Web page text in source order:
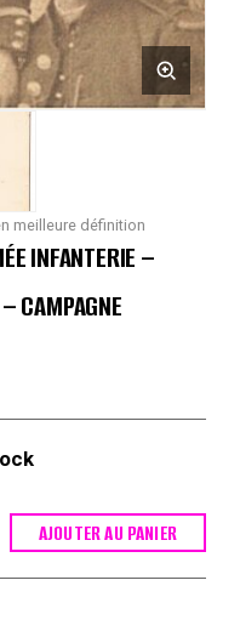
meilleure définition
INFANTERIE –
CAMPAGNE
AJOUTER AU PANIER